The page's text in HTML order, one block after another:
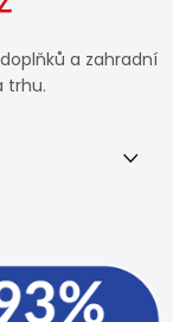
a zahradní
trhu.